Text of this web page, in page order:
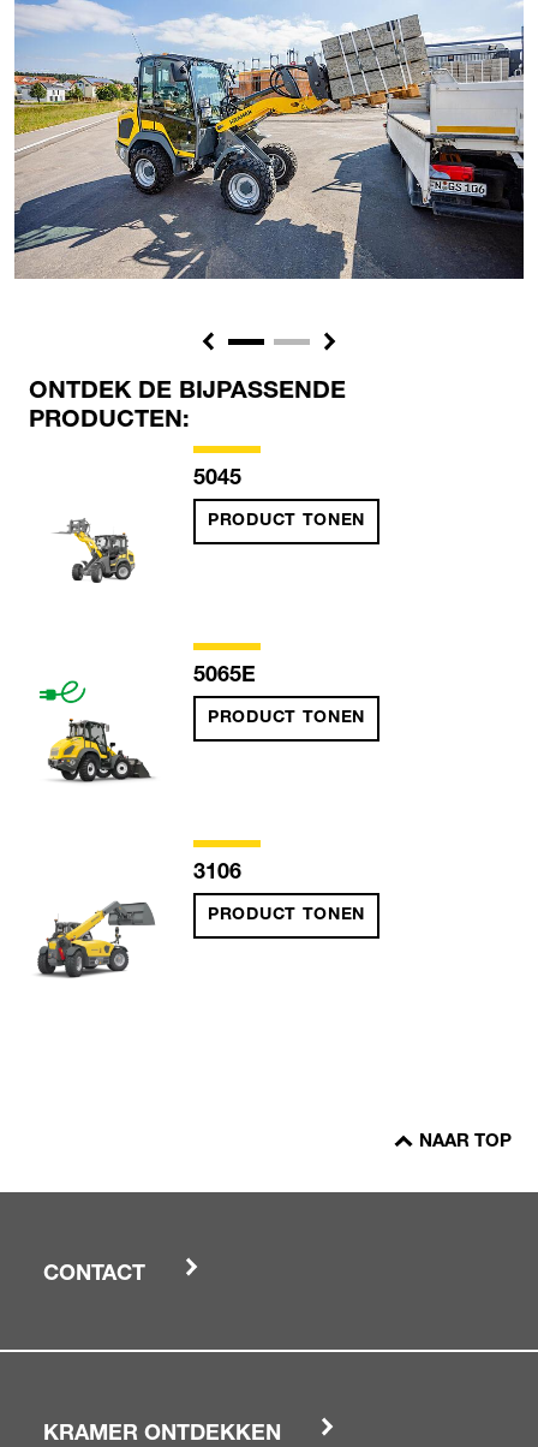
Previous Next
ONTDEK DE BIJPASSENDE
PRODUCTEN:
5045
PRODUCT TONEN
5065E
PRODUCT TONEN
3106
PRODUCT TONEN
NAAR TOP
CONTACT
KRAMER ONTDEKKEN